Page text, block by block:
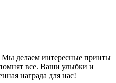
делаем интересные принты
все. Ваши улыбки и
награда для нас!